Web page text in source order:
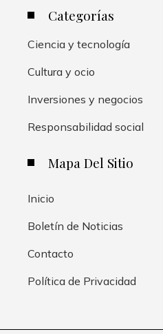
Categorías
Ciencia y tecnología
Cultura y ocio
Inversiones y negocios
Responsabilidad social
Mapa Del Sitio
Inicio
Boletín de Noticias
Contacto
Política de Privacidad